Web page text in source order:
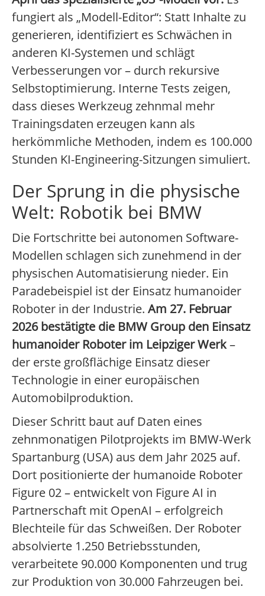
fungiert als „Modell-Editor“: Statt Inhalte zu
generieren, identifiziert es Schwächen in
anderen KI-Systemen und schlägt
Verbesserungen vor – durch rekursive
Selbstoptimierung. Interne Tests zeigen,
dass dieses Werkzeug zehnmal mehr
Trainingsdaten erzeugen kann als
herkömmliche Methoden, indem es 100.000
Stunden KI-Engineering-Sitzungen simuliert.
Der Sprung in die physische
Welt: Robotik bei BMW
Die Fortschritte bei autonomen Software-
Modellen schlagen sich zunehmend in der
physischen Automatisierung nieder. Ein
Paradebeispiel ist der Einsatz humanoider
Roboter in der Industrie. Am 27. Februar
2026 bestätigte die BMW Group den Einsatz
humanoider Roboter im Leipziger Werk–
der erste großflächige Einsatz dieser
Technologie in einer europäischen
Automobilproduktion.
Dieser Schritt baut auf Daten eines
zehnmonatigen Pilotprojekts im BMW-Werk
Spartanburg (USA) aus dem Jahr 2025 auf.
Dort positionierte der humanoide Roboter
Figure 02 – entwickelt von Figure AI in
Partnerschaft mit OpenAI – erfolgreich
Blechteile für das Schweißen. Der Roboter
absolvierte 1.250 Betriebsstunden,
verarbeitete 90.000 Komponenten und trug
zur Produktion von 30.000 Fahrzeugen bei.